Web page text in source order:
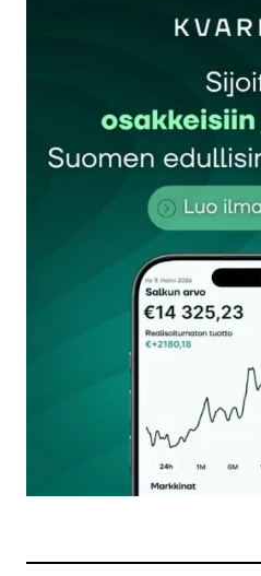
rekisteröityä
Sähköpostiosoitettasi ei
kentät on merkitty*
Kommentti*
Nimesi tai nimimerkkisi
Sähköpostiosoitteesi
Tilaa